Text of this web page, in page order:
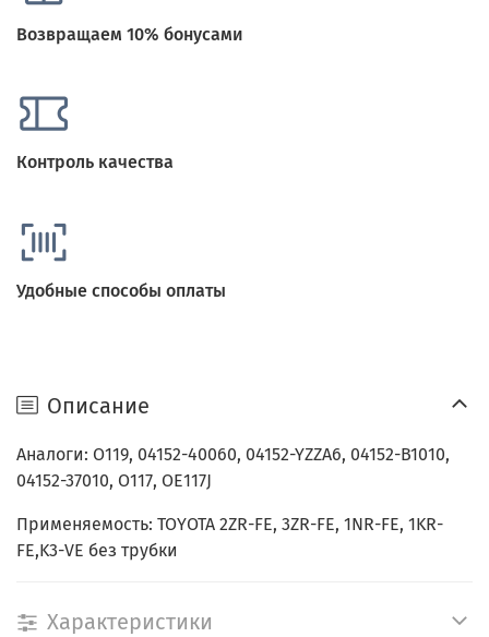
Возвращаем 10% бонусами
Контроль качества
Удобные способы оплаты
Описание
Аналоги: O119, 04152-40060, 04152-YZZA6, 04152-B1010,
04152-37010, O117, OE117J
Применяемость: TOYOTA 2ZR-FE, 3ZR-FE, 1NR-FE, 1KR-
FE,K3-VE без трубки
Характеристики